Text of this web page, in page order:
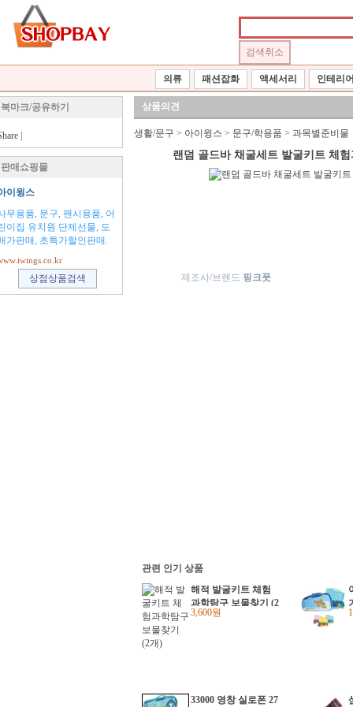
의류 패션잡화 액세서리 인테리
북마크/공유하기
판매쇼핑몰
이윙스
무용품, 문구, 팬시용품, 어
이집 유치원 단제선물, 도
가판매, 초특가할인판매.
상품의견
생활/문구 > 아이윙스 > 문구/학용품 > 과목별준비물
랜덤 골드바 채굴세트 발굴키트 체
제조사/브렌드 핑크풋
관련 인기 상품
해적 발굴키트 체험
과학탐구 보물찾기 (2
개)
3,600원
33000 영창 실로폰 27